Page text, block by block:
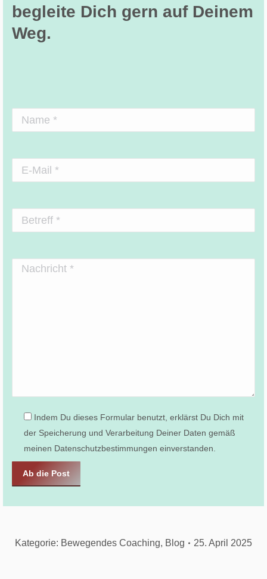
begleite Dich gern auf Deinem
Weg.
Indem Du dieses Formular benutzt, erklärst Du Dich mit
der Speicherung und Verarbeitung Deiner Daten gemäß
meinen Datenschutzbestimmungen einverstanden.
Kategorie: Bewegendes Coaching, Blog 25. April 2025